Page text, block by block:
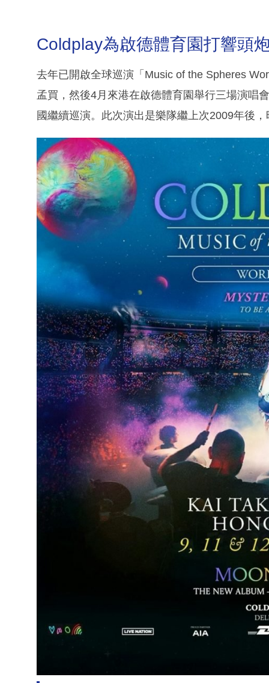
Coldplay為啟德體育園打響頭
去年已開啟全球巡演「Music of the Spheres
孟買，然後4月來港在啟德體育園舉行三場演唱
國繼續巡演。此次演出是樂隊繼上次2009年後